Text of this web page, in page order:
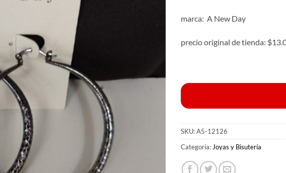
marca: A New Day
precio original de tienda:
SKU:A5-12126
Categoría:Joyas y Bisutería